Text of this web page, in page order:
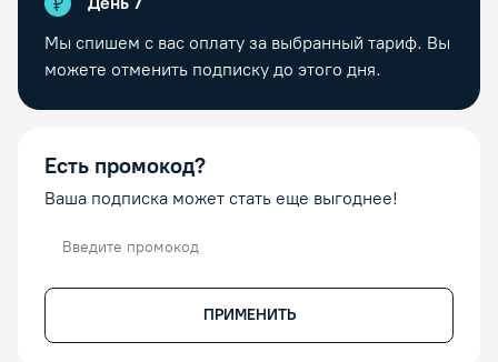
Мы спишем с вас оплату за выбранный тариф. Вы
можете отменить подписку до этого дня.
Есть промокод?
Ваша подписка может стать еще выгоднее!
ПРИМЕНИТЬ